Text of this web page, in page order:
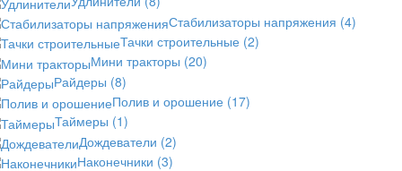
Стабилизаторы напряжения (4)
Тачки строительные (2)
Мини тракторы (20)
Райдеры (8)
Полив и орошение (17)
Таймеры (1)
Дождеватели (2)
Наконечники (3)